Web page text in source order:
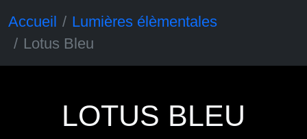
Accueil
Lumières élèmentales
Lotus Bleu
LOTUS BLEU